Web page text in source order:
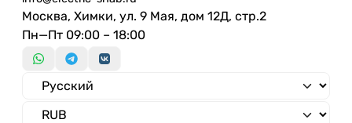
Москва, Химки, ул. 9 Мая, дом 12Д, стр.2
Пн—Пт 09:00 – 18:00